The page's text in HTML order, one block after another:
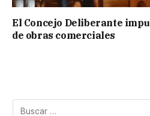
El Concejo Deliberante
de obras comerciales